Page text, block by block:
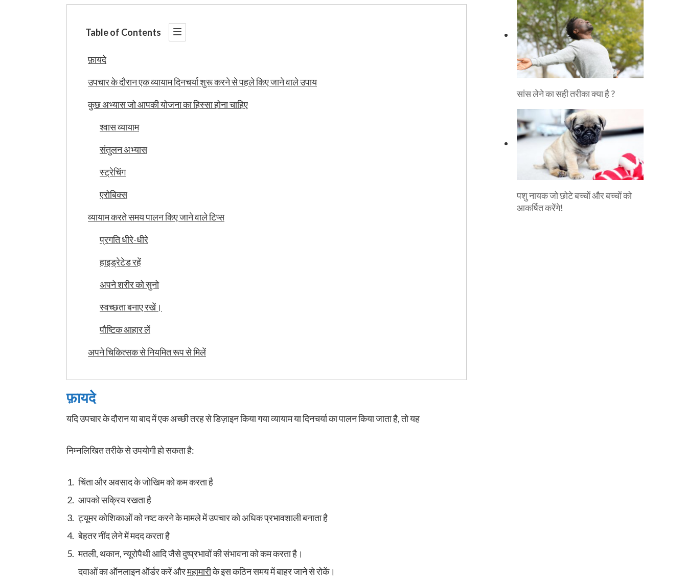
Table of Contents
फ़ायदे
उपचार के दौरान एक व्यायाम दिनचर्या शुरू करने से पहले किए जाने वाले उपाय
कुछ अभ्यास जो आपकी योजना का हिस्सा होना चाहिए
श्वास व्यायाम
संतुलन अभ्यास
स्ट्रेचिंग
एरोबिक्स
व्यायाम करते समय पालन किए जाने वाले टिप्स
प्रगति धीरे-धीरे
हाइड्रेटेड रहें
अपने शरीर को सुनो
स्वच्छता बनाए रखें।
पौष्टिक आहार लें
अपने चिकित्सक से नियमित रूप से मिलें
फ़ायदे
यदि उपचार के दौरान या बाद में एक अच्छी तरह से डिज़ाइन किया गया व्यायाम या दिनचर्या का पालन किया जाता है, तो यह
निम्नलिखित तरीके से उपयोगी हो सकता है:
चिंता और अवसाद के जोखिम को कम करता है
आपको सक्रिय रखता है
ट्यूमर कोशिकाओं को नष्ट करने के मामले में उपचार को अधिक प्रभावशाली बनाता है
बेहतर नींद लेने में मदद करता है
मतली, थकान, न्यूरोपैथी आदि जैसे दुष्प्रभावों की संभावना को कम करता है।
दवाओं का ऑनलाइन ऑर्डर करें औरमहामारीके इस कठिन समय में बाहर जाने से रोकें।
सांस लेने का सही तरीका क्या है ?
पशु नायक जो छोटे बच्चों और बच्चों को
आकर्षित करेंगे!